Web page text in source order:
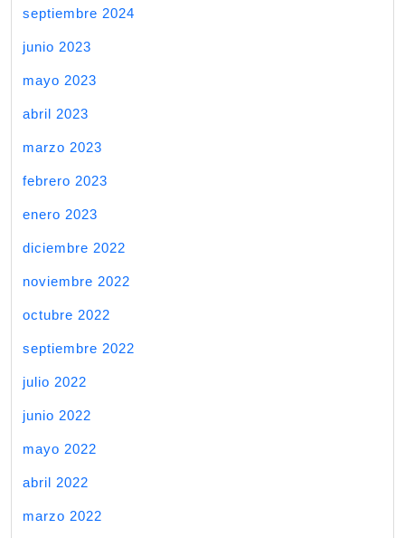
septiembre 2024
junio 2023
mayo 2023
abril 2023
marzo 2023
febrero 2023
enero 2023
diciembre 2022
noviembre 2022
octubre 2022
septiembre 2022
julio 2022
junio 2022
mayo 2022
abril 2022
marzo 2022